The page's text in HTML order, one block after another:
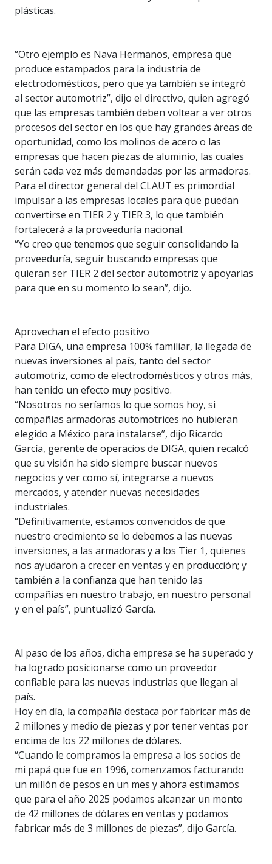
plásticas.
“Otro ejemplo es Nava Hermanos, empresa que
produce estampados para la industria de
electrodomésticos, pero que ya también se integró
al sector automotriz”, dijo el directivo, quien agregó
que las empresas también deben voltear a ver otros
procesos del sector en los que hay grandes áreas de
oportunidad, como los molinos de acero o las
empresas que hacen piezas de aluminio, las cuales
serán cada vez más demandadas por las armadoras.
Para el director general del CLAUT es primordial
impulsar a las empresas locales para que puedan
convertirse en TIER 2 y TIER 3, lo que también
fortalecerá a la proveeduría nacional.
“Yo creo que tenemos que seguir consolidando la
proveeduría, seguir buscando empresas que
quieran ser TIER 2 del sector automotriz y apoyarlas
para que en su momento lo sean”, dijo.
Aprovechan el efecto positivo
Para DIGA, una empresa 100% familiar, la llegada de
nuevas inversiones al país, tanto del sector
automotriz, como de electrodomésticos y otros más,
han tenido un efecto muy positivo.
“Nosotros no seríamos lo que somos hoy, si
compañías armadoras automotrices no hubieran
elegido a México para instalarse”, dijo Ricardo
García, gerente de operacios de DIGA, quien recalcó
que su visión ha sido siempre buscar nuevos
negocios y ver como sí, integrarse a nuevos
mercados, y atender nuevas necesidades
industriales.
“Definitivamente, estamos convencidos de que
nuestro crecimiento se lo debemos a las nuevas
inversiones, a las armadoras y a los Tier 1, quienes
nos ayudaron a crecer en ventas y en producción; y
también a la confianza que han tenido las
compañías en nuestro trabajo, en nuestro personal
y en el país”, puntualizó García.
Al paso de los años, dicha empresa se ha superado y
ha logrado posicionarse como un proveedor
confiable para las nuevas industrias que llegan al
país.
Hoy en día, la compañía destaca por fabricar más de
2 millones y medio de piezas y por tener ventas por
encima de los 22 millones de dólares.
“Cuando le compramos la empresa a los socios de
mi papá que fue en 1996, comenzamos facturando
un millón de pesos en un mes y ahora estimamos
que para el año 2025 podamos alcanzar un monto
de 42 millones de dólares en ventas y podamos
fabricar más de 3 millones de piezas”, dijo García.